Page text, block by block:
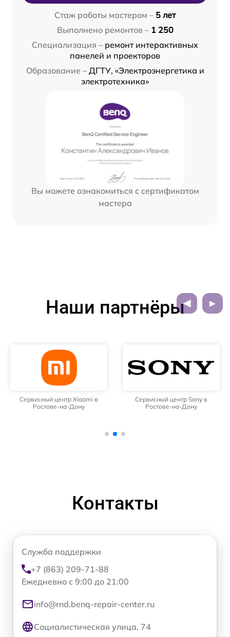
Стаж работы мастером – 5 лет
Выполнено ремонтов – 1 250
Специализация – ремонт интерактивных
панелей и проекторов
Образование – ДГТУ, «Электроэнергетика и
электротехника»
Вы можете ознакомиться с сертификатом
мастера
Наши партнёры
Сервисный центр Xiaomi в
Ростове-на-Дону
Сервисный центр Sony в
Ростове-на-Дону
Контакты
Служба поддержки
+7 (863) 209-71-88
Ежедневно с 9:00 до 21:00
info@rnd.benq-repair-center.ru
Социалистическая улица, 74